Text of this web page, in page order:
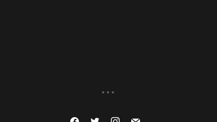
...
facebook
twitter instagram
mail